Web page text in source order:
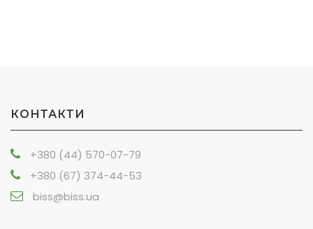
КОНТАКТИ
+380 (44) 570-07-79
+380 (67) 374-44-53
biss@biss.ua